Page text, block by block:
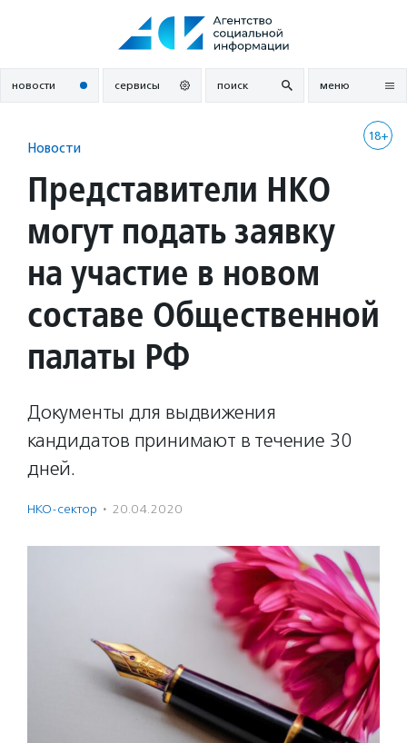
новости сервисы поиск меню
18+
Новости
Представители НКО
могут подать заявку
на участие в новом
составе Общественной
палаты РФ
Документы для выдвижения
кандидатов принимают в течение 30
дней.
НКО-сектор · 20.04.2020